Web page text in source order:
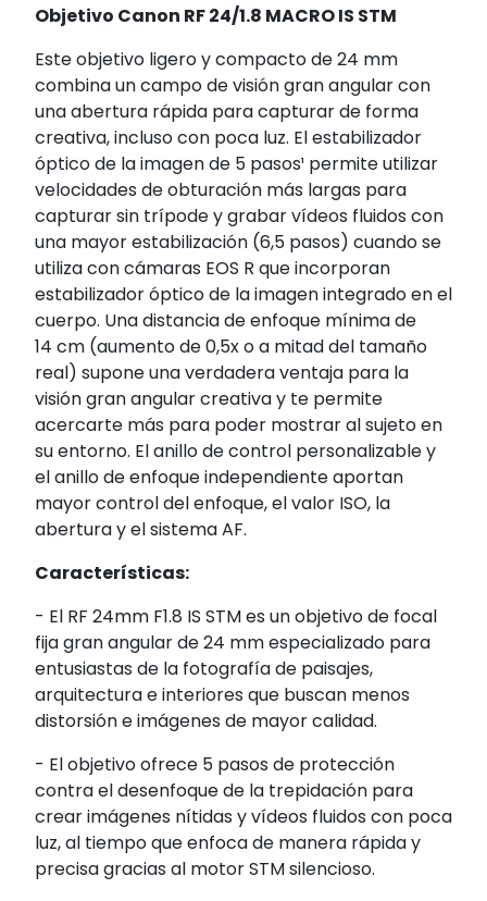
Objetivo Canon RF 24/1.8 MACRO IS STM
Este objetivo ligero y compacto de 24 mm
combina un campo de visión gran angular con
una abertura rápida para capturar de forma
creativa, incluso con poca luz. El estabilizador
óptico de la imagen de 5 pasos¹ permite utilizar
velocidades de obturación más largas para
capturar sin trípode y grabar vídeos fluidos con
una mayor estabilización (6,5 pasos) cuando se
utiliza con cámaras EOS R que incorporan
estabilizador óptico de la imagen integrado en el
cuerpo. Una distancia de enfoque mínima de
14 cm (aumento de 0,5x o a mitad del tamaño
real) supone una verdadera ventaja para la
visión gran angular creativa y te permite
acercarte más para poder mostrar al sujeto en
su entorno. El anillo de control personalizable y
el anillo de enfoque independiente aportan
mayor control del enfoque, el valor ISO, la
abertura y el sistema AF.
Características:
- El RF 24mm F1.8 IS STM es un objetivo de focal
fija gran angular de 24 mm especializado para
entusiastas de la fotografía de paisajes,
arquitectura e interiores que buscan menos
distorsión e imágenes de mayor calidad.
- El objetivo ofrece 5 pasos de protección
contra el desenfoque de la trepidación para
crear imágenes nítidas y vídeos fluidos con poca
luz, al tiempo que enfoca de manera rápida y
precisa gracias al motor STM silencioso.